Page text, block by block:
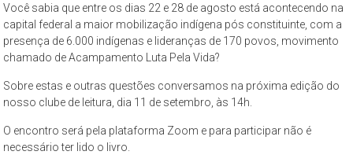
que
tem
como
permanente
de
estudo
a
Você sabia que entre os dias 22 e 28 de agosto está acontecendo na
capital federal a maior mobilização indígena pós constituinte, com a
presença de 6.000 indígenas e lideranças de 170 povos, movimento
chamado de Acampamento Luta Pela Vida?
Sobre estas e outras questões conversamos na próxima edição do
nosso clube de leitura, dia 11 de setembro, às 14h.
O encontro será pela plataforma Zoom e para participar não é
necessário ter lido o livro.